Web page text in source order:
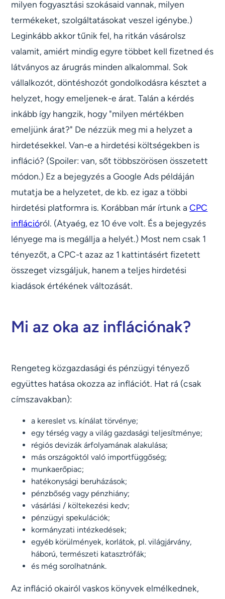
milyen fogyasztási szokásaid vannak, milyen
termékeket, szolgáltatásokat veszel igénybe.)
Leginkább akkor tűnik fel, ha ritkán vásárolsz
valamit, amiért mindig egyre többet kell fizetned és
látványos az árugrás minden alkalommal. Sok
vállalkozót, döntéshozót gondolkodásra késztet a
helyzet, hogy emeljenek-e árat. Talán a kérdés
inkább így hangzik, hogy "milyen mértékben
emeljünk árat?" De nézzük meg mi a helyzet a
hirdetésekkel. Van-e a hirdetési költségekben is
infláció? (Spoiler: van, sőt többszörösen összetett
módon.) Ez a bejegyzés a Google Ads példáján
mutatja be a helyzetet, de kb. ez igaz a többi
hirdetési platformra is. Korábban már írtunk aCPC
inflációról. (Atyaég, ez 10 éve volt. És a bejegyzés
lényege ma is megállja a helyét.) Most nem csak 1
tényezőt, a CPC-t azaz az 1 kattintásért fizetett
összeget vizsgáljuk, hanem a teljes hirdetési
kiadások értékének változását.
Mi az oka az inflációnak?
Rengeteg közgazdasági és pénzügyi tényező
együttes hatása okozza az inflációt. Hat rá (csak
címszavakban):
a kereslet vs. kínálat törvénye;
egy térség vagy a világ gazdasági teljesítménye;
régiós devizák árfolyamának alakulása;
más országoktól való importfüggőség;
munkaerőpiac;
hatékonysági beruházások;
pénzbőség vagy pénzhiány;
vásárlási / költekezési kedv;
pénzügyi spekulációk;
kormányzati intézkedések;
egyéb körülmények, korlátok, pl. világjárvány,
háború, természeti katasztrófák;
és még sorolhatnánk.
Az infláció okairól vaskos könyvek elmélkednek,